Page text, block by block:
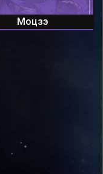
Моцзэ